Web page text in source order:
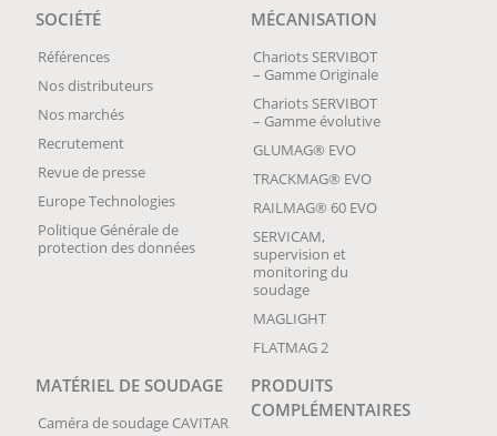
SOCIÉTÉ
Références
Nos distributeurs
Nos marchés
Recrutement
Revue de presse
Europe Technologies
Politique Générale de
protection des données
MÉCANISATION
Chariots SERVIBOT
– Gamme Originale
Chariots SERVIBOT
– Gamme évolutive
GLUMAG® EVO
TRACKMAG® EVO
RAILMAG® 60 EVO
SERVICAM,
supervision et
monitoring du
soudage
MAGLIGHT
FLATMAG 2
MATÉRIEL DE SOUDAGE
Caméra de soudage CAVITAR
PRODUITS
COMPLÉMENTAIRES